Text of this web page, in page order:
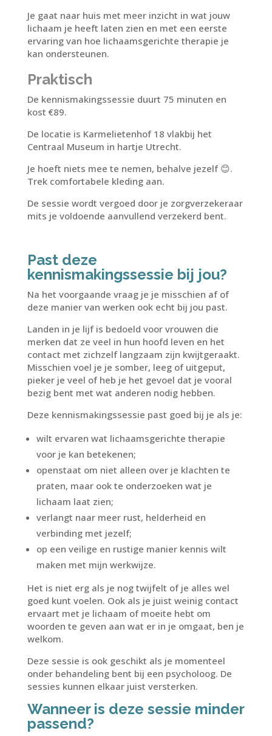
Je gaat naar huis met meer inzicht in wat jouw
lichaam je heeft laten zien en met een eerste
ervaring van hoe lichaamsgerichte therapie je
kan ondersteunen.
Praktisch
De kennismakingssessie duurt 75 minuten en
kost €89.
De locatie is Karmelietenhof 18 vlakbij het
Centraal Museum in hartje Utrecht.
Je hoeft niets mee te nemen, behalve jezelf 😊.
Trek comfortabele kleding aan.
De sessie wordt vergoed door je zorgverzekeraar
mits je voldoende aanvullend verzekerd bent.
Past deze
kennismakingssessie bij jou?
Na het voorgaande vraag je je misschien af of
deze manier van werken ook echt bij jou past.
Landen in je lijfis bedoeld voor vrouwen die
merken dat ze veel in hun hoofd leven en het
contact met zichzelf langzaam zijn kwijtgeraakt.
Misschien voel je je somber, leeg of uitgeput,
pieker je veel of heb je het gevoel dat je vooral
bezig bent met wat anderen nodig hebben.
Deze kennismakingssessie past goed bij je als je:
wilt ervaren wat lichaamsgerichte therapie
voor je kan betekenen;
openstaat om niet alleen over je klachten te
praten, maar ook te onderzoeken wat je
lichaam laat zien;
verlangt naar meer rust, helderheid en
verbinding met jezelf;
op een veilige en rustige manier kennis wilt
maken met mijn werkwijze.
Het is niet erg als je nog twijfelt of je alles wel
goed kunt voelen. Ook als je juist weinig contact
ervaart met je lichaam of moeite hebt om
woorden te geven aan wat er in je omgaat, ben je
welkom.
Deze sessie is ook geschikt als je momenteel
onder behandeling bent bij een psycholoog. De
sessies kunnen elkaar juist versterken.
Wanneer is deze sessie minder
passend?